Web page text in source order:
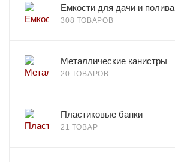
Емкости для дачи и полива
308 ТОВАРОВ
Металлические канистры
20 ТОВАРОВ
Пластиковые банки
21 ТОВАР